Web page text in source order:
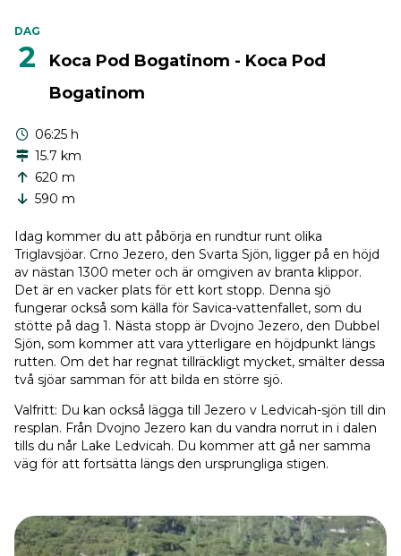
DAG
2
Koca Pod Bogatinom - Koca Pod
Bogatinom
06:25 h
15.7 km
620 m
590 m
Idag kommer du att påbörja en rundtur runt olika
Triglavsjöar. Crno Jezero, den Svarta Sjön, ligger på en höjd
av nästan 1300 meter och är omgiven av branta klippor.
Det är en vacker plats för ett kort stopp. Denna sjö
fungerar också som källa för Savica-vattenfallet, som du
stötte på dag 1. Nästa stopp är Dvojno Jezero, den Dubbel
Sjön, som kommer att vara ytterligare en höjdpunkt längs
rutten. Om det har regnat tillräckligt mycket, smälter dessa
två sjöar samman för att bilda en större sjö.
Valfritt: Du kan också lägga till Jezero v Ledvicah-sjön till din
resplan. Från Dvojno Jezero kan du vandra norrut in i dalen
tills du når Lake Ledvicah. Du kommer att gå ner samma
väg för att fortsätta längs den ursprungliga stigen.